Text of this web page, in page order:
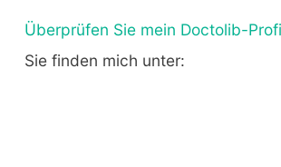
Überprüfen Sie mein Doctolib-
Sie finden mich unter: